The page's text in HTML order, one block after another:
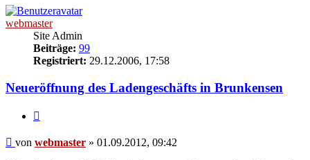
webmaster
Site Admin
Beiträge: 99
Registriert: 29.12.2006, 17:58
Neueröffnung des Ladengeschäfts in Brunkensen
Beitrag
von webmaster » 01.09.2012, 09:42